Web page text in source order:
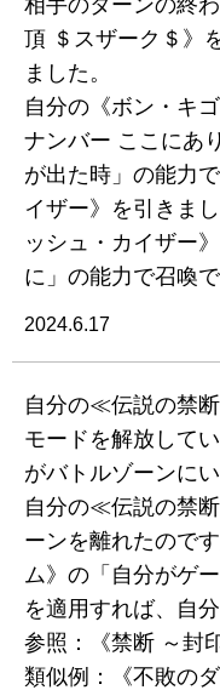
相手のターンの終
頂 ＄スザーク＄》
ました。
自分の《ボン・キ
ナンバー ここにあ
が出た時」の能力
イザー》を引きま
ッシュ・カイザー
に」の能力で召喚
2024.6.17
自分の≪伝説の禁
モードを解放して
がバトルゾーンにい
自分の≪伝説の禁
ーンを離れたので
ム》の「自分がゲ
を適用すれば、自
参照：《禁断 ～封
類似例：《不敗の